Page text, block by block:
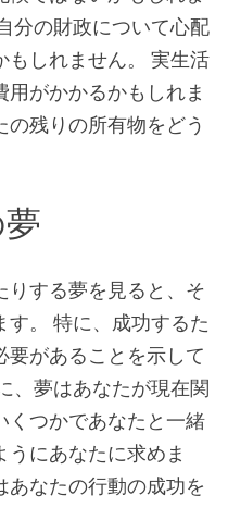
分の財政について心配
もしれません。 実生活
がかかるかもしれま
残りの所有物をどう
りする夢を見ると、そ
。 特に、成功するた
があることを示して
、夢はあなたが現在関
くつかであなたと一緒
にあなたに求めま
なたの行動の成功を